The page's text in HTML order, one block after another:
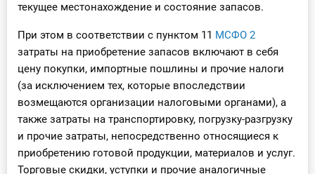
текущее местонахождение и состояние запасов.
При этом в соответствии с пунктом 11 МСФО 2
затраты на приобретение запасов включают в себя
цену покупки, импортные пошлины и прочие налоги
(за исключением тех, которые впоследствии
возмещаются организации налоговыми органами), а
также затраты на транспортировку, погрузку-разгрузку
и прочие затраты, непосредственно относящиеся к
приобретению готовой продукции, материалов и услуг.
Торговые скидки, уступки и прочие аналогичные